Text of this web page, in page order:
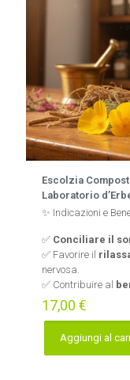
Escolzia
Laboratorio
✨ Indicazioni e
✅ Conciliare il
✅ Favorire il
nervosa.
✅ Contribuire al
17,00 €
Aggiungi al